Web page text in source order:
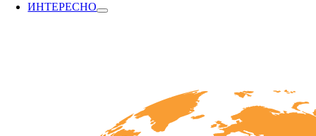
ИНТЕРЕСНО